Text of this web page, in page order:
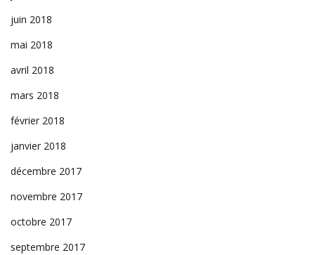
juin 2018
mai 2018
avril 2018
mars 2018
février 2018
janvier 2018
décembre 2017
novembre 2017
octobre 2017
septembre 2017